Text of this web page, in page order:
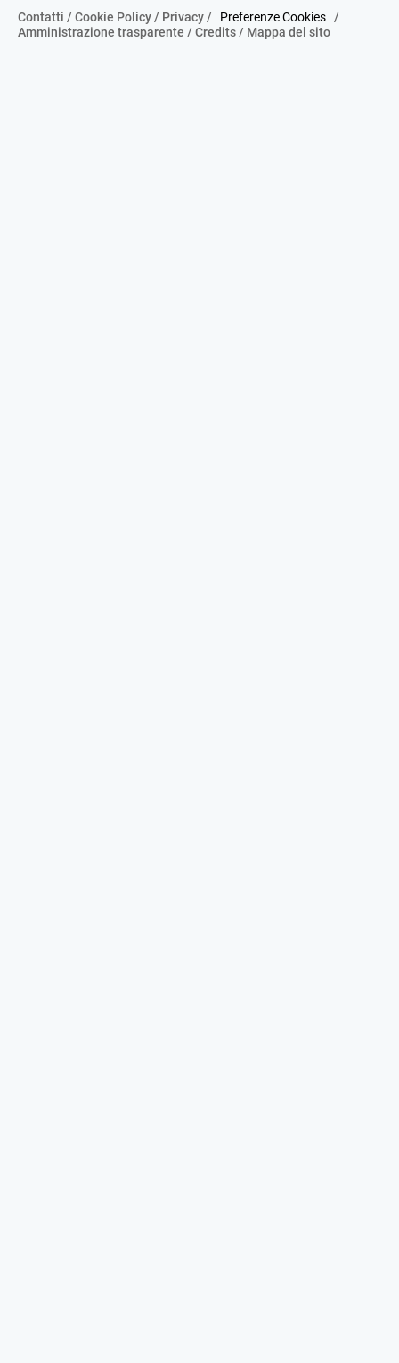
Contatti / Cookie Policy/ Privacy/ Preferenze Cookies /
Amministrazione trasparente / Credits/ Mappa del sito